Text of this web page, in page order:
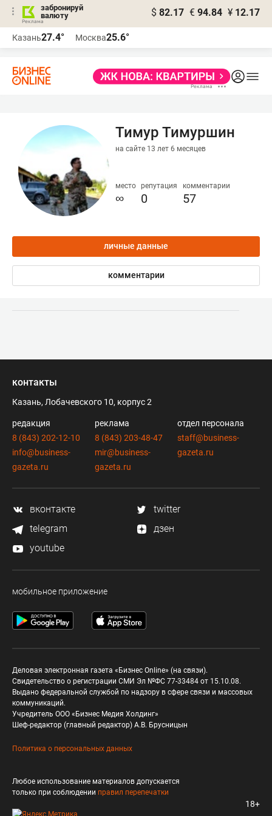
забронируй
валюту
$ 82.17 € 94.84 ¥ 12.17
Казань27.4° Москва25.6°
Тимур Тимуршин
на сайте 13 лет 6 месяцев
место
∞
репутация
0
комментарии
57
личные данные
комментарии
контакты
Казань, Лобачевского 10, корпус 2
редакция
8 (843) 202-12-10
info@business-
gazeta.ru
реклама
8 (843) 203-48-47
mir@business-
gazeta.ru
отдел персонала
staff@business-
gazeta.ru
вконтакте
twitter
telegram
дзен
youtube
мобильное приложение
Деловая электронная газета «Бизнес Online» (на связи).
Свидетельство о регистрации СМИ Эл №ФС 77-33484 от 15.10.08.
Выдано федеральной службой по надзору в сфере связи и массовых
коммуникаций.
Учредитель ООО «Бизнес Медия Холдинг»
Шеф-редактор (главный редактор) А.В. Брусницын
Политика о персональных данных
Любое использование материалов допускается
только при соблюдении правил перепечатки
18+